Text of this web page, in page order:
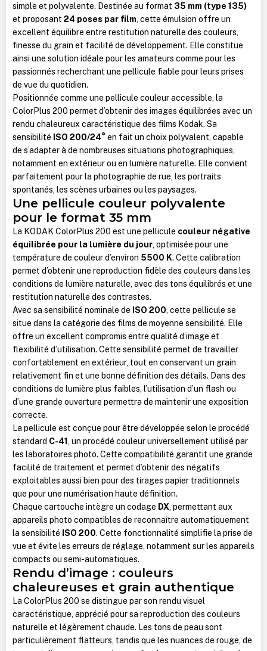
simple et polyvalente. Destinée au format 35 mm (type 135)
et proposant 24 poses par film, cette émulsion offre un
excellent équilibre entre restitution naturelle des couleurs,
finesse du grain et facilité de développement. Elle constitue
ainsi une solution idéale pour les amateurs comme pour les
passionnés recherchant une pellicule fiable pour leurs prises
de vue du quotidien.
Positionnée comme une pellicule couleur accessible, la
ColorPlus 200 permet d’obtenir des images équilibrées avec un
rendu chaleureux caractéristique des films Kodak. Sa
sensibilité ISO 200/24° en fait un choix polyvalent, capable
de s’adapter à de nombreuses situations photographiques,
notamment en extérieur ou en lumière naturelle. Elle convient
parfaitement pour la photographie de rue, les portraits
spontanés, les scènes urbaines ou les paysages.
Une pellicule couleur polyvalente
pour le format 35 mm
La KODAK ColorPlus 200 est une pellicule couleur négative
équilibrée pour la lumière du jour, optimisée pour une
température de couleur d’environ 5500 K. Cette calibration
permet d’obtenir une reproduction fidèle des couleurs dans les
conditions de lumière naturelle, avec des tons équilibrés et une
restitution naturelle des contrastes.
Avec sa sensibilité nominale de ISO 200, cette pellicule se
situe dans la catégorie des films de moyenne sensibilité. Elle
offre un excellent compromis entre qualité d’image et
flexibilité d’utilisation. Cette sensibilité permet de travailler
confortablement en extérieur, tout en conservant un grain
relativement fin et une bonne définition des détails. Dans des
conditions de lumière plus faibles, l’utilisation d’un flash ou
d’une grande ouverture permettra de maintenir une exposition
correcte.
La pellicule est conçue pour être développée selon le procédé
standard C-41 , un procédé couleur universellement utilisé par
les laboratoires photo. Cette compatibilité garantit une grande
facilité de traitement et permet d’obtenir des négatifs
exploitables aussi bien pour des tirages papier traditionnels
que pour une numérisation haute définition.
Chaque cartouche intègre un codage DX, permettant aux
appareils photo compatibles de reconnaître automatiquement
la sensibilité ISO 200. Cette fonctionnalité simplifie la prise de
vue et évite les erreurs de réglage, notamment sur les appareils
compacts ou semi-automatiques.
Rendu d’image : couleurs
chaleureuses et grain authentique
La ColorPlus 200 se distingue par son rendu visuel
caractéristique, apprécié pour sa reproduction des couleurs
naturelle et légèrement chaude. Les tons de peau sont
particulièrement flatteurs, tandis que les nuances de rouge, de